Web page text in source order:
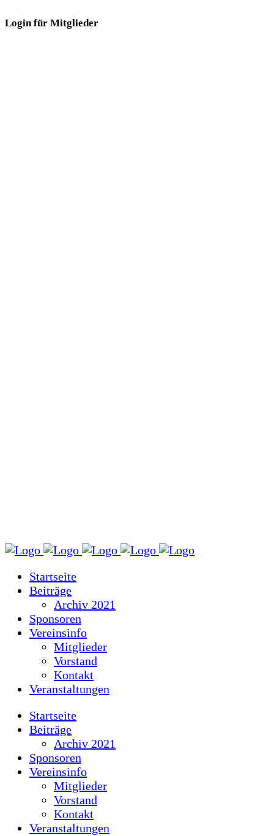
Login für Mitglieder
Startseite
Beiträge
Archiv 2021
Sponsoren
Vereinsinfo
Mitglieder
Vorstand
Kontakt
Veranstaltungen
Startseite
Beiträge
Archiv 2021
Sponsoren
Vereinsinfo
Mitglieder
Vorstand
Kontakt
Veranstaltungen